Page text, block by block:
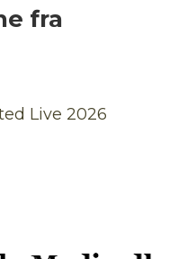
fra
Live 2026